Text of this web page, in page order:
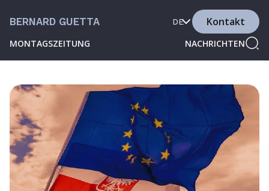
BERNARD GUETTA
MONTAGSZEITUNG NACHRICHTEN
DE Kontakt